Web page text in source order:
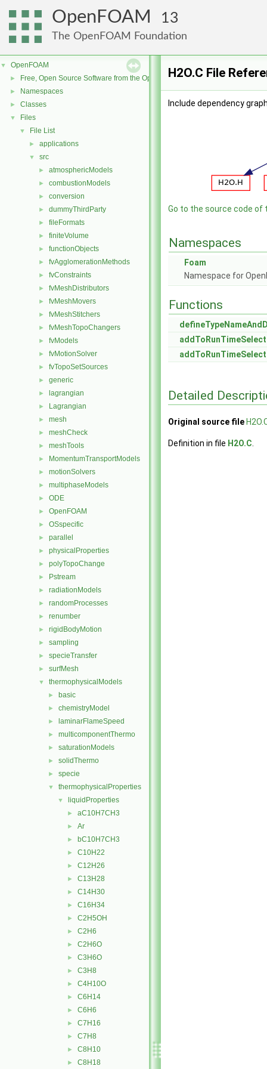
OpenFOAM 13
The OpenFOAM Foundation
▼ OpenFOAM
► Free, Open Source Software from the OpenFOAM Foundation
► Namespaces
► Classes
▼ Files
▼ File List
► applications
▼ src
► atmosphericModels
► combustionModels
► conversion
► dummyThirdParty
► fileFormats
► finiteVolume
► functionObjects
► fvAgglomerationMethods
► fvConstraints
► fvMeshDistributors
► fvMeshMovers
► fvMeshStitchers
► fvMeshTopoChangers
► fvModels
► fvMotionSolver
► fvTopoSetSources
► generic
► lagrangian
► Lagrangian
► mesh
► meshCheck
► meshTools
► MomentumTransportModels
► motionSolvers
► multiphaseModels
► ODE
► OpenFOAM
► OSspecific
► parallel
► physicalProperties
► polyTopoChange
► Pstream
► radiationModels
► randomProcesses
► renumber
► rigidBodyMotion
► sampling
► specieTransfer
► surfMesh
▼ thermophysicalModels
► basic
► chemistryModel
► laminarFlameSpeed
► multicomponentThermo
► saturationModels
► solidThermo
► specie
▼ thermophysicalProperties
▼ liquidProperties
► aC10H7CH3
► Ar
► bC10H7CH3
► C10H22
► C12H26
► C13H28
► C14H30
► C16H34
► C2H5OH
► C2H6
► C2H6O
► C3H6O
► C3H8
► C4H10O
► C6H14
► C6H6
► C7H16
► C7H8
► C8H10
► C8H18
H2O.C File
Include dependency
Go to the source code of
Namespaces
Foam
Namespace for
Functions
Detailed
Original source file
Definition in file H2O.C